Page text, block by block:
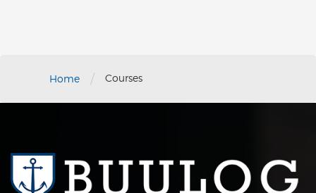
Home / Courses